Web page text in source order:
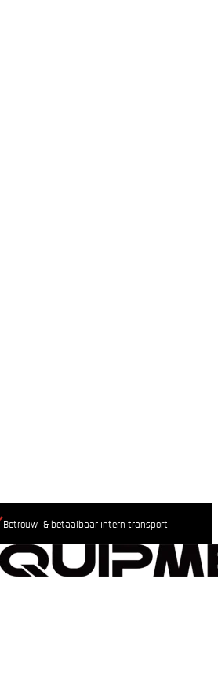
Betrouw- & betaalbaar intern transport